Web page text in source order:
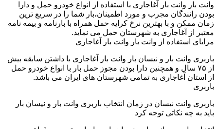
وانت بار وانت بار آغاجاری با استفاده از انواع خودرو حمل و دارا
بودن رانندگان مجرب و مورد اطمینان،بار شما را در سریع ترین
زمان ممکن و با بهترین نرخ کرایه حمل همراه با بارنامه و بیمه نامه
معتبر از آغاجاری به شهرستان حمل می نماید.
مزایای استفاده از وانت بار وانت بار آغاجاری
باربری وانت بار و نیسان بار وانت بار آغاجاری با داشتن سابقه بیش
از ۷۵ سال و همچنین دارا بودن مجوز حمل بار با انواع خودرو حمل
از استان آغاجاری به تمامی شهرستان های ایران می باشد.
باربری
باربری وانت نیسان در زمان انتخاب باربری وانت بار و نیسان بار
باید به چه نکاتی توجه کرد